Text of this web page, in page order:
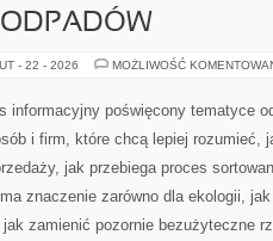
ODPADÓW
- 22 - 2026 MOŻLIWOŚĆ
informacyjny poświęcony tematyce
i firm, które chcą lepiej rozumieć,
jak przebiega proces
znaczenie zarówno dla ekologii,
zamienić pozornie bezużyteczne